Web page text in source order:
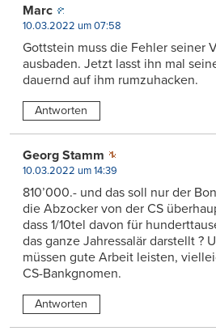
Marc
10.03.2022 um 07:58
Gottstein muss die Fehler seiner
ausbaden. Jetzt lasst ihn mal
dauernd auf ihm rumzuhacken.
Antworten
Georg Stamm
10.03.2022 um 14:39
810’000.- und das soll nur der
die Abzocker von der CS
dass 1/10tel davon für
das ganze Jahressalär darstellt ?
müssen gute Arbeit leisten,
CS-Bankgnomen.
Antworten